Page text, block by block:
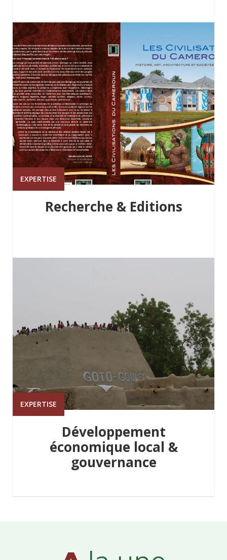
EXPERTISE
Recherche & Editions
EXPERTISE
Développement
économique local &
gouvernance